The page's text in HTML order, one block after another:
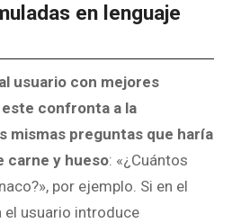
en lenguaje
usuario con mejores
confronta a la
mismas preguntas que haría
carne y hueso: «¿Cuántos
por ejemplo. Si en el
el usuario introduce